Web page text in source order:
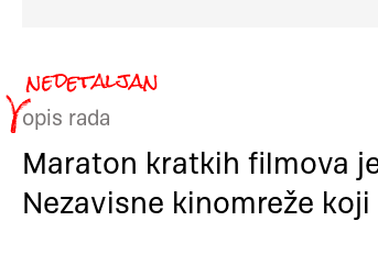
opis rada
Maraton kratkih filmova
Nezavisne kinomreže